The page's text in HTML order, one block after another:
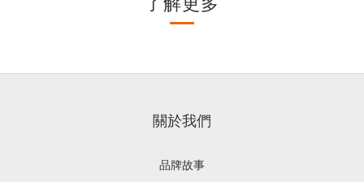
關於我們
品牌故事